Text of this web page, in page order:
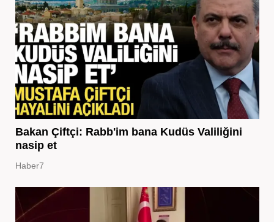
Bakan Çiftçi: Rabb'im bana Kudüs Valiliğini
nasip et
Haber7